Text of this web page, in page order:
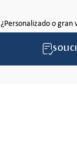
¿Personalizado o gran